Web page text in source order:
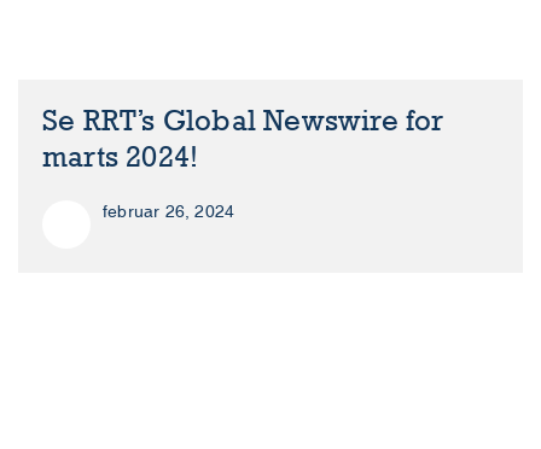
Se RRT’s Global Newswire for
marts 2024!
februar 26, 2024